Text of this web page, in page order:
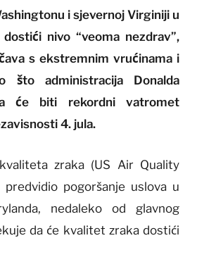
i sjevernoj Virginiji u
nivo “veoma nezdrav”,
s ekstremnim vrućinama i
što administracija Donalda
će biti rekordni vatromet
4. jula.
zraka (US Air Quality
pogoršanje uslova u
nedaleko od glavnog
da će kvalitet zraka dostići